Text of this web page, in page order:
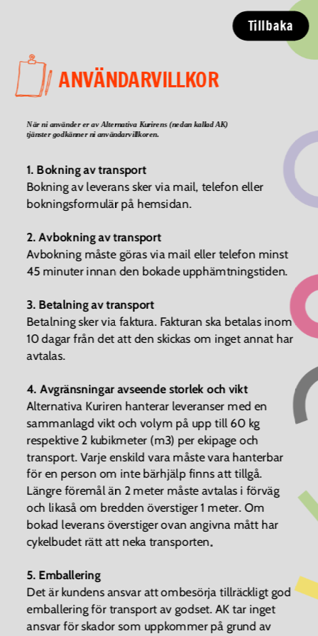
Tillbaka
ANVÄNDARVILLKOR
När ni använder er av Alternativa Kurirens (nedan kallad AK)
tjänster godkänner ni användarvillkoren.
1. Bokning av transport
Bokning av leverans sker via mail, telefon eller
bokningsformulär på hemsidan.
2. Avbokning av transport
Avbokning måste göras via mail eller telefon minst
45 minuter innan den bokade upphämtningstiden.
3. Betalning av transport
Betalning sker via faktura. Fakturan ska betalas inom
10 dagar från det att den skickas om inget annat har
avtalas.
4. Avgränsningar avseende storlek och vikt
Alternativa Kuriren hanterar leveranser med en
sammanlagd vikt och volym på upp till 60 kg
respektive 2 kubikmeter (m3) per ekipage och
transport. Varje enskild vara måste vara hanterbar
för en person om inte bärhjälp finns att tillgå.
Längre föremål än 2 meter måste avtalas i förväg
och likaså om bredden överstiger 1 meter. Om
bokad leverans överstiger ovan angivna mått har
cykelbudet rätt att neka transporten.
5. Emballering
Det är kundens ansvar att ombesörja tillräckligt god
emballering för transport av godset. AK tar inget
ansvar för skador som uppkommer på grund av